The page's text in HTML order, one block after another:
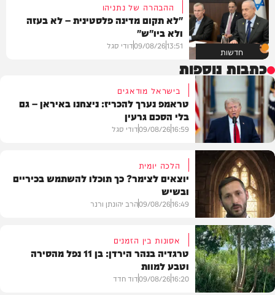
חדשות
ההבהרה של נתניהו
"לא תקום מדינה פלסטינית – לא בעזה
ולא ביו"ש"
13:51
09/08/26דודי סגל
כתבות נוספות
בעולם
בישראל מודאגים
טראמפ נערך להכריז: ניצחנו באיראן – גם
בלי הסכם גרעין
16:59
09/08/26דודי סגל
הלכה
הלכה יומית
יוצאים לצימר? כך תוכלו להשתמש בכיריים
ובשיש
16:49
09/08/26הרב יהונתן ורנר
אסונות בין הזמנים
טרגדיה בנהר הירדן: בן 11 נפל מהסירה
וטבע למוות
16:20
09/08/26דוד חדד